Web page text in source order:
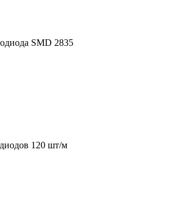
SMD 2835
120 шт/м